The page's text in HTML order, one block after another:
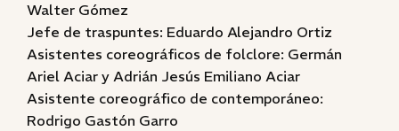
Walter Gómez
Jefe de traspuntes: Eduardo Alejandro Ortiz
Asistentes coreográficos de folclore: Germán
Ariel Aciar y Adrián Jesús Emiliano Aciar
Asistente coreográfico de contemporáneo:
Rodrigo Gastón Garro